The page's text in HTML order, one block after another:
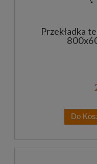
Przekładka
Do